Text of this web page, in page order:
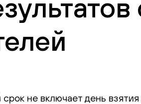
срок не включает день